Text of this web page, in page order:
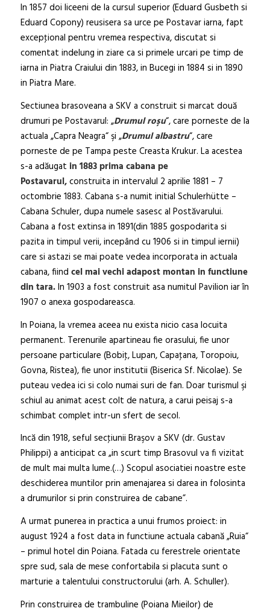
In 1857 doi liceeni de la cursul superior (Eduard Gusbeth si
Eduard Copony) reusisera sa urce pe Postavar iarna, fapt
excepţional pentru vremea respectiva, discutat si
comentat indelung in ziare ca si primele urcari pe timp de
iarna in Piatra Craiului din 1883, in Bucegi in 1884 si in 1890
in Piatra Mare.
Sectiunea brasoveana a SKV a construit si marcat două
drumuri pe Postavarul: „Drumul roşu“, care porneste de la
actuala „Capra Neagra“ şi „Drumul albastru“, care
porneste de pe Tampa peste Creasta Krukur. La acestea
s-a adăugat in 1883 prima cabana pe
Postavarul,construita in intervalul 2 aprilie 1881 – 7
octombrie 1883. Cabana s-a numit initial Schulerhütte –
Cabana Schuler, dupa numele sasesc al Postăvarului.
Cabana a fost extinsa in 1891(din 1885 gospodarita si
pazita in timpul verii, incepând cu 1906 si in timpul iernii)
care si astazi se mai poate vedea incorporata in actuala
cabana, fiind cel mai vechi adapost montan in functiune
din tara.In 1903 a fost construit asa numitul Pavilion iar în
1907 o anexa gospodareasca.
In Poiana, la vremea aceea nu exista nicio casa locuita
permanent. Terenurile apartineau fie orasului, fie unor
persoane particulare (Bobiţ, Lupan, Capaţana, Toropoiu,
Govna, Ristea), fie unor institutii (Biserica Sf. Nicolae). Se
puteau vedea ici si colo numai suri de fan. Doar turismul şi
schiul au animat acest colt de natura, a carui peisaj s-a
schimbat complet intr-un sfert de secol.
Incă din 1918, seful secţiunii Braşov a SKV (dr. Gustav
Philippi) a anticipat ca „in scurt timp Brasovul va fi vizitat
de mult mai multa lume.(…) Scopul asociatiei noastre este
deschiderea muntilor prin amenajarea si darea in folosinta
a drumurilor si prin construirea de cabane”.
A urmat punerea in practica a unui frumos proiect: in
august 1924 a fost data in functiune actuala cabană „Ruia“
– primul hotel din Poiana. Fatada cu ferestrele orientate
spre sud, sala de mese confortabila si placuta sunt o
marturie a talentului constructorului (arh. A. Schuller).
Prin construirea de trambuline (Poiana Mieilor) de